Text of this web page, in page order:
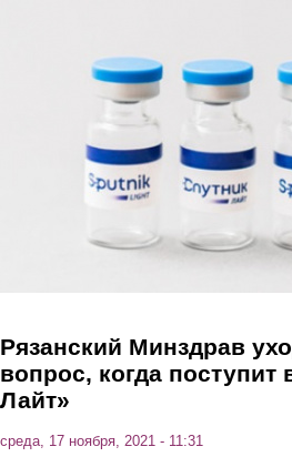
Рязанский Минздрав
вопрос, когда поступит
Лайт»
среда, 17 ноября, 2021 - 11:31